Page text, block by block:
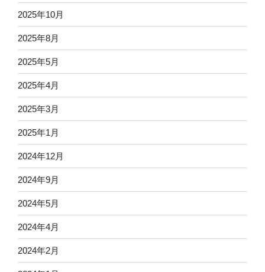
2025年10月
2025年8月
2025年5月
2025年4月
2025年3月
2025年1月
2024年12月
2024年9月
2024年5月
2024年4月
2024年2月